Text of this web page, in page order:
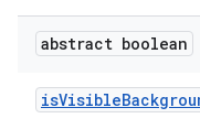
abstract boolean
isVisible